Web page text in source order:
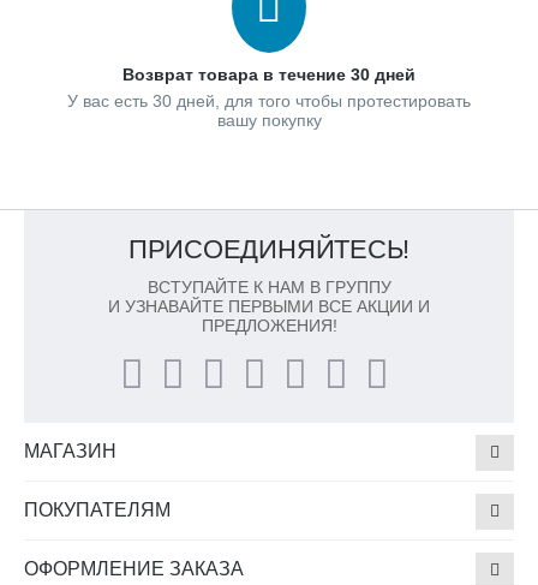
Возврат товара в течение 30 дней
У вас есть 30 дней, для того чтобы протестировать
вашу покупку
ПРИСОЕДИНЯЙТЕСЬ!
ВСТУПАЙТЕ К НАМ В ГРУППУ
И УЗНАВАЙТЕ ПЕРВЫМИ ВСЕ АКЦИИ И
ПРЕДЛОЖЕНИЯ!
МАГАЗИН
ПОКУПАТЕЛЯМ
ОФОРМЛЕНИЕ ЗАКАЗА